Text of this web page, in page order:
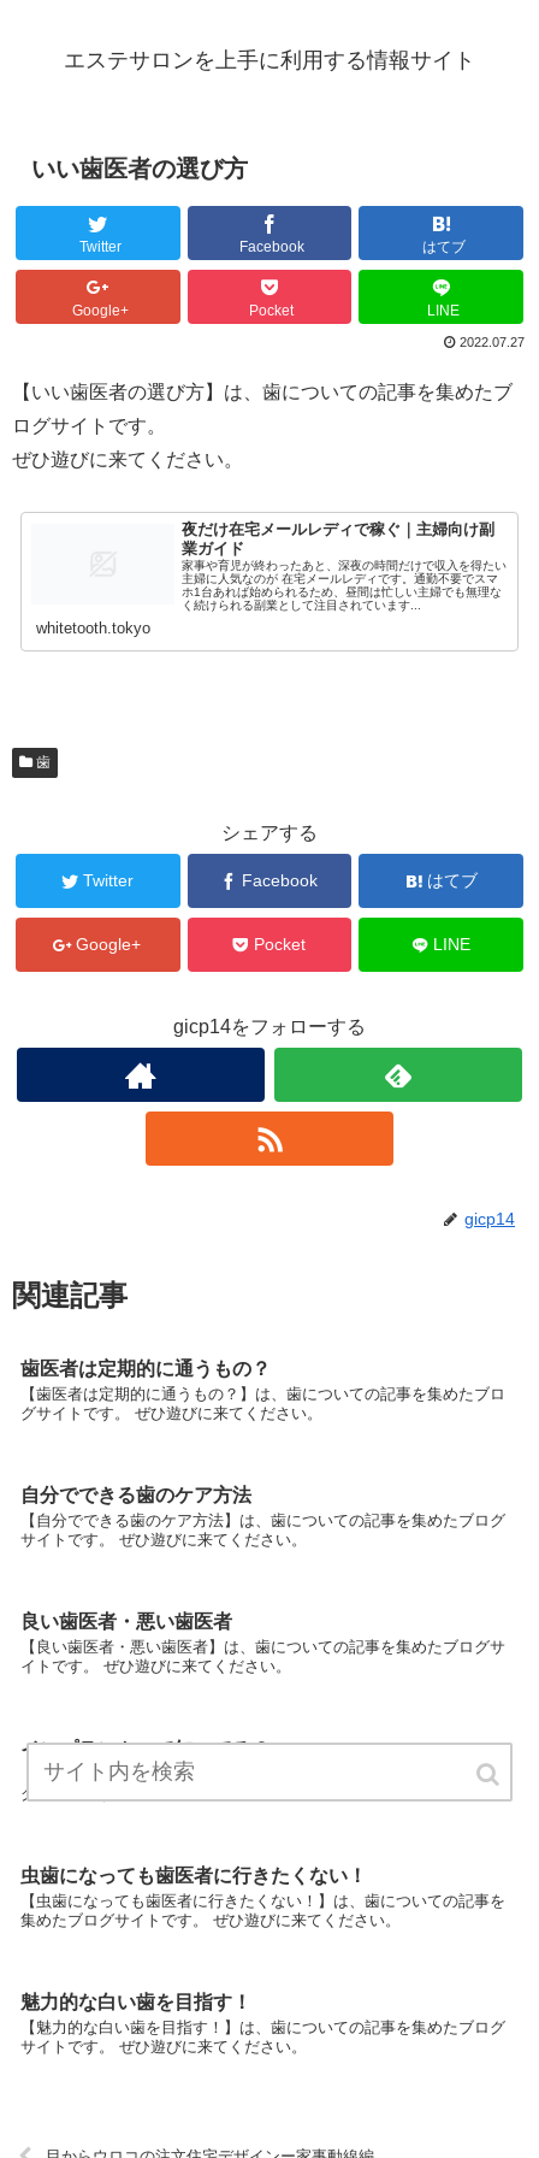
エステサロンを上手に利用する情報サイト
いい歯医者の選び方
Twitter Facebook はてブ
Google+ Pocket LINE
2022.07.27
【いい歯医者の選び方】は、歯についての記事を集めたブ
ログサイトです。
ぜひ遊びに来てください。
夜だけ在宅メールレディで稼ぐ｜主婦向け副
業ガイド
家事や育児が終わったあと、深夜の時間だけで収入を得たい
主婦に人気なのが 在宅メールレディです。通勤不要でスマ
ホ1台あれば始められるため、昼間は忙しい主婦でも無理な
く続けられる副業として注目されています...
whitetooth.tokyo
歯
シェアする
Twitter Facebook はてブ
Google+ Pocket LINE
gicp14をフォローする
gicp14
関連記事
歯医者は定期的に通うもの？
【歯医者は定期的に通うもの？】は、歯についての記事を集めたブロ
グサイトです。 ぜひ遊びに来てください。
自分でできる歯のケア方法
【自分でできる歯のケア方法】は、歯についての記事を集めたブログ
サイトです。 ぜひ遊びに来てください。
良い歯医者・悪い歯医者
【良い歯医者・悪い歯医者】は、歯についての記事を集めたブログサ
イトです。 ぜひ遊びに来てください。
インプラントって知ってる？
【インプラントって知ってる？】は、歯についての記事を集めたブロ
グサイトです。 ぜひ遊びに来てください。
虫歯になっても歯医者に行きたくない！
【虫歯になっても歯医者に行きたくない！】は、歯についての記事を
集めたブログサイトです。 ぜひ遊びに来てください。
魅力的な白い歯を目指す！
【魅力的な白い歯を目指す！】は、歯についての記事を集めたブログ
サイトです。 ぜひ遊びに来てください。